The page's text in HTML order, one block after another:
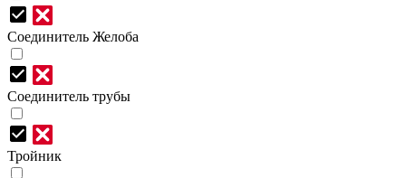
Соединитель Желоба
Соединитель трубы
Тройник